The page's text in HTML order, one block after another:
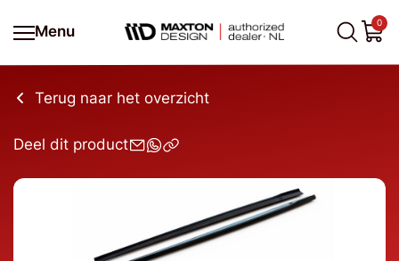
Menu
0
Terug naar het overzicht
Deel dit product